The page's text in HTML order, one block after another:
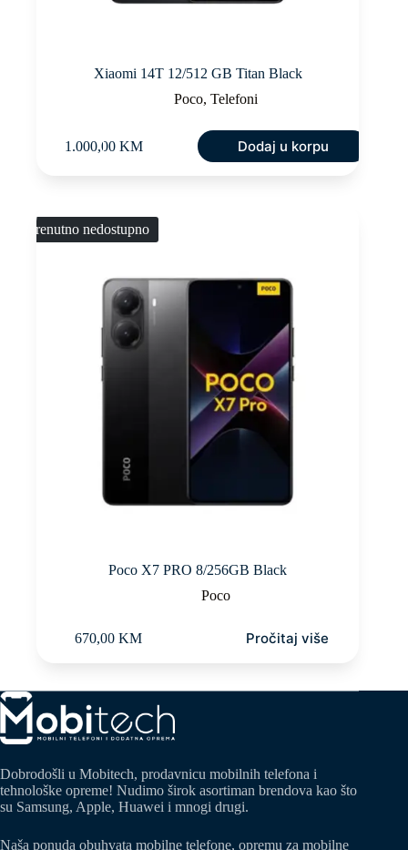
Xiaomi 14T 12/512 GB Titan Black
Poco,Telefoni
1.000,00 KM Dodaj u korpu
Trenutno nedostupno
Poco X7 PRO 8/256GB Black
Poco
670,00 KM Pročitaj više
Dobrodošli u Mobitech, prodavnicu mobilnih telefona i
tehnološke opreme! Nudimo širok asortiman brendova kao što
su Samsung, Apple, Huawei i mnogi drugi.
Naša ponuda obuhvata mobilne telefone, opremu za mobilne